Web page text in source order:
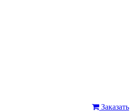
Заказать